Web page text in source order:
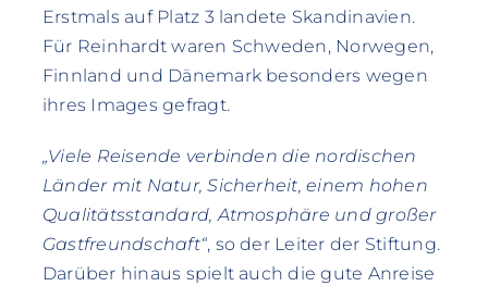
Erstmals auf Platz 3 landete Skandinavien.
Für Reinhardt waren Schweden, Norwegen,
Finnland und Dänemark besonders wegen
ihres Images gefragt.
„Viele Reisende verbinden die nordischen
Länder mit Natur, Sicherheit, einem hohen
Qualitätsstandard, Atmosphäre und großer
Gastfreundschaft“, so der Leiter der Stiftung.
Darüber hinaus spielt auch die gute Anreise